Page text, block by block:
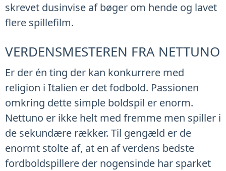
skrevet dusinvise af bøger om hende og lavet
flere spillefilm.
VERDENSMESTEREN FRA NETTUNO
Er der én ting der kan konkurrere med
religion i Italien er det fodbold. Passionen
omkring dette simple boldspil er enorm.
Nettuno er ikke helt med fremme men spiller i
de sekundære rækker. Til gengæld er de
enormt stolte af, at en af verdens bedste
fordboldspillere der nogensinde har sparket